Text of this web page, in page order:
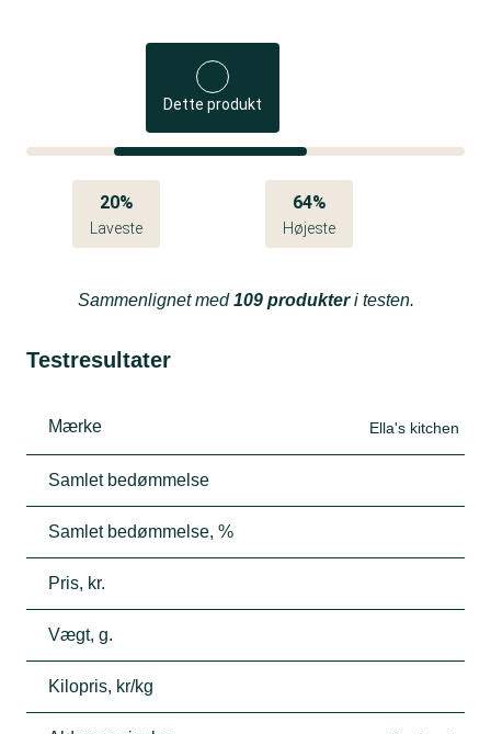
Dette produkt
20%
Laveste
64%
Højeste
Sammenlignet med109 produkteri testen.
Testresultater
Mærke Ella's kitchen
Samlet bedømmelse
Samlet bedømmelse, %
Pris, kr.
Vægt, g.
Kilopris, kr/kg